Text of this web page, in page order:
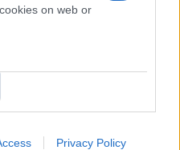
on web or
Privacy Policy